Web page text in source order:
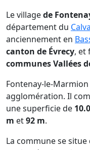
Le villagede
département du
anciennement en
canton de Évrecy, et
communes Vallées
Fontenay-le-
agglomération. Il
une superficie de
m et92 m.
La commune se